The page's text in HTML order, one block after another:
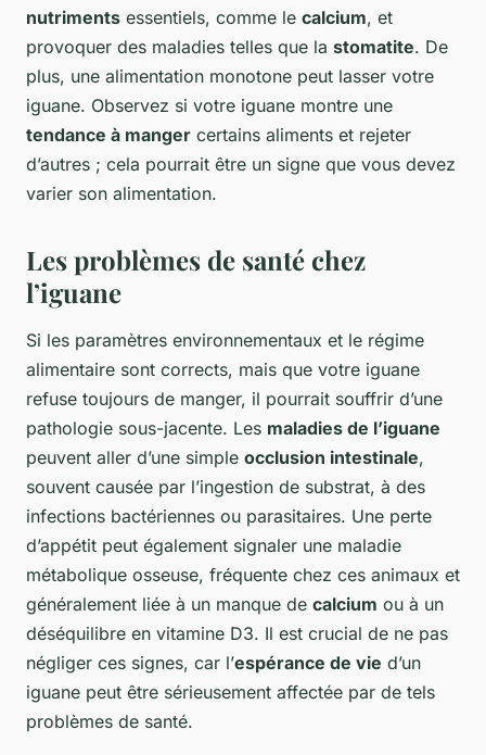
nutriments essentiels, comme le calcium, et
provoquer des maladies telles que la stomatite. De
plus, une alimentation monotone peut lasser votre
iguane. Observez si votre iguane montre une
tendance à manger certains aliments et rejeter
d’autres ; cela pourrait être un signe que vous devez
varier son alimentation.
Les problèmes de santé chez
l’iguane
Si les paramètres environnementaux et le régime
alimentaire sont corrects, mais que votre iguane
refuse toujours de manger, il pourrait souffrir d’une
pathologie sous-jacente. Les maladies de l’iguane
peuvent aller d’une simple occlusion intestinale,
souvent causée par l’ingestion de substrat, à des
infections bactériennes ou parasitaires. Une perte
d’appétit peut également signaler une maladie
métabolique osseuse, fréquente chez ces animaux et
généralement liée à un manque de calcium ou à un
déséquilibre en vitamine D3. Il est crucial de ne pas
négliger ces signes, car l’espérance de vie d’un
iguane peut être sérieusement affectée par de tels
problèmes de santé.